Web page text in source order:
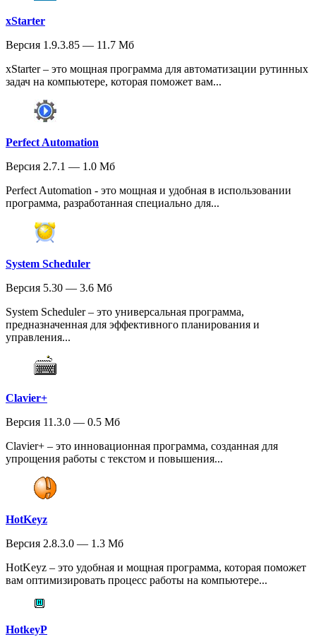
xStarter
Версия 1.9.3.85 — 11.7 Мб
xStarter – это мощная программа для автоматизации рутинных
задач на компьютере, которая поможет вам...
Perfect Automation
Версия 2.7.1 — 1.0 Мб
Perfect Automation - это мощная и удобная в использовании
программа, разработанная специально для...
System Scheduler
Версия 5.30 — 3.6 Мб
System Scheduler – это универсальная программа,
предназначенная для эффективного планирования и
управления...
Clavier+
Версия 11.3.0 — 0.5 Мб
Clavier+ – это инновационная программа, созданная для
упрощения работы с текстом и повышения...
HotKeyz
Версия 2.8.3.0 — 1.3 Мб
HotKeyz – это удобная и мощная программа, которая поможет
вам оптимизировать процесс работы на компьютере...
HotkeyP